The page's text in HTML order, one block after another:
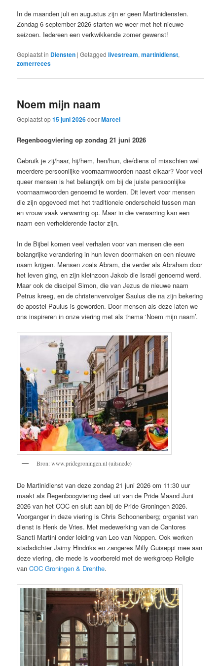
In de maanden juli en augustus zijn er geen Martinidiensten.
Zondag 6 september 2026 starten we weer met het nieuwe
seizoen. Iedereen een verkwikkende zomer gewenst!
Geplaatst in Diensten |Getagged livestream,martinidienst,
zomerreces
Noem mijn naam
Geplaatst op15 juni 2026doorMarcel
Regenboogviering op zondag 21 juni 2026
Gebruik je zij/haar, hij/hem, hen/hun, die/diens of misschien wel
meerdere persoonlijke voornaamwoorden naast elkaar? Voor veel
queer mensen is het belangrijk om bij de juiste persoonlijke
voornaamwoorden genoemd te worden. Dit levert voor mensen
die zijn opgevoed met het traditionele onderscheid tussen man
en vrouw vaak verwarring op. Maar in die verwarring kan een
naam een verhelderende factor zijn.
In de Bijbel komen veel verhalen voor van mensen die een
belangrijke verandering in hun leven doormaken en een nieuwe
naam krijgen. Mensen zoals Abram, die verder als Abraham door
het leven ging, en zijn kleinzoon Jakob die Israël genoemd werd.
Maar ook de discipel Simon, die van Jezus de nieuwe naam
Petrus kreeg, en de christenvervolger Saulus die na zijn bekering
de apostel Paulus is geworden. Door mensen als deze laten we
ons inspireren in onze viering met als thema ‘Noem mijn naam’.
Bron: www.pridegroningen.nl (uitsnede)
De Martinidienst van deze zondag 21 juni 2026 om 11:30 uur
maakt als Regenboogviering deel uit van de Pride Maand Juni
2026 van het COC en sluit aan bij de Pride Groningen 2026.
Voorganger in deze viering is Chris Schoonenberg; organist van
dienst is Henk de Vries. Met medewerking van de Cantores
Sancti Martini onder leiding van Leo van Noppen. Ook werken
stadsdichter Jaimy Hindriks en zangeres Milly Guiseppi mee aan
deze viering, die mede is voorbereid met de werkgroep Religie
vanCOC Groningen & Drenthe.